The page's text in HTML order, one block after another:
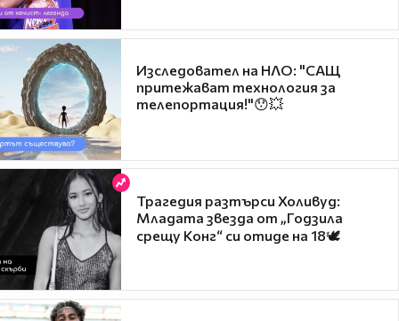
Изследовател на НЛО: "САЩ
притежават технология за
телепортация!"😯💥
Трагедия разтърси Холивуд:
Младата звезда от „Годзила
срещу Конг“ си отиде на 18🕊️